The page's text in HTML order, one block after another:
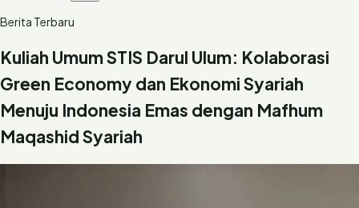
Berita Terbaru
Kuliah Umum STIS Darul Ulum: Kolaborasi
Green Economy dan Ekonomi Syariah
Menuju Indonesia Emas dengan Mafhum
Maqashid Syariah